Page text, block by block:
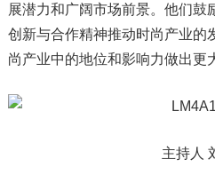
展潜力和广阔市场前景。他们鼓
创新与合作精神推动时尚产业的
尚产业中的地位和影响力做出更
主持人